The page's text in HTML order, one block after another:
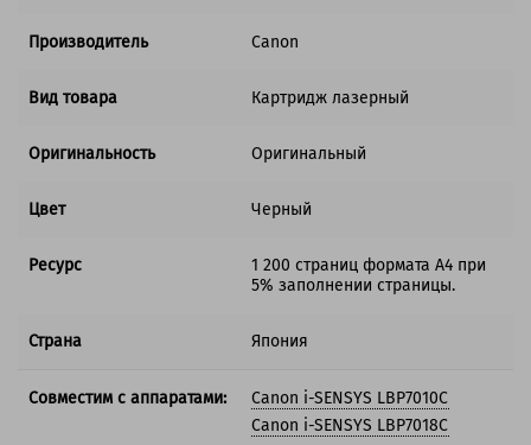
Производитель Canon
Вид товара Картридж лазерный
Оригинальность Оригинальный
Цвет Черный
Ресурс
1 200 страниц формата А4 при
5% заполнении страницы.
Страна Япония
Совместим с аппаратами:
Canon i-SENSYS LBP7010C
Canon i-SENSYS LBP7018C